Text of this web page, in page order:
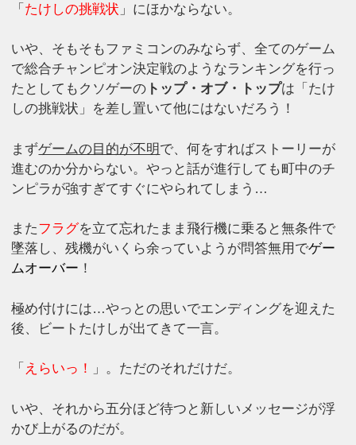
「 たけしの挑戦状 」にほかならない。
いや、そもそもファミコンのみならず、全てのゲーム
で総合チャンピオン決定戦のようなランキングを行っ
たとしてもクソゲーの トップ・オブ・トップは「たけ
しの挑戦状」を差し置いて他にはないだろう！
まずゲームの目的が不明 で、何をすればストーリーが
進むのか分からない。やっと話が進行しても町中のチ
ンピラが強すぎてすぐにやられてしまう…
またフラグを立て忘れたまま飛行機に乗ると無条件で
墜落し、残機がいくら余っていようが問答無用でゲー
ムオーバー ！
極め付けには…やっとの思いでエンディングを迎えた
後、ビートたけしが出てきて一言。
「 えらいっ！ 」。ただのそれだけだ。
いや、それから五分ほど待つと新しいメッセージが浮
かび上がるのだが。